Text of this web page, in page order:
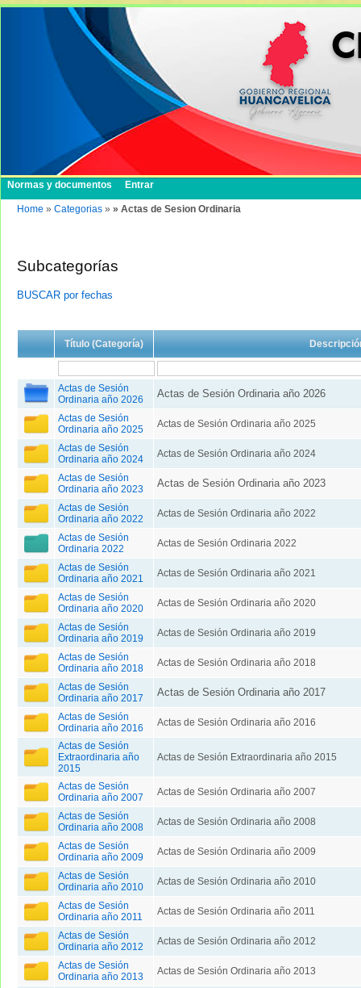
Normas y documentos Entrar
Home » Categorias » » Actas de Sesion Ordinaria
Subcategorías
BUSCAR por fechas
Título (Categoría)
Actas de Sesión
Ordinaria año 2026
Actas de Sesión Ordinaria año 2026
Actas de Sesión
Ordinaria año 2025
Actas de Sesión Ordinaria año 2025
Actas de Sesión
Ordinaria año 2024
Actas de Sesión Ordinaria año 2024
Actas de Sesión
Ordinaria año 2023
Actas de Sesión Ordinaria año 2023
Actas de Sesión
Ordinaria año 2022
Actas de Sesión Ordinaria año 2022
Actas de Sesión
Ordinaria 2022
Actas de Sesión Ordinaria 2022
Actas de Sesión
Ordinaria año 2021
Actas de Sesión Ordinaria año 2021
Actas de Sesión
Ordinaria año 2020
Actas de Sesión Ordinaria año 2020
Actas de Sesión
Ordinaria año 2019
Actas de Sesión Ordinaria año 2019
Actas de Sesión
Ordinaria año 2018
Actas de Sesión Ordinaria año 2018
Actas de Sesión
Ordinaria año 2017
Actas de Sesión Ordinaria año 2017
Actas de Sesión
Ordinaria año 2016
Actas de Sesión Ordinaria año 2016
Actas de Sesión
Extraordinaria año
2015
Actas de Sesión Extraordinaria año 2015
Actas de Sesión
Ordinaria año 2007
Actas de Sesión Ordinaria año 2007
Actas de Sesión
Ordinaria año 2008
Actas de Sesión Ordinaria año 2008
Actas de Sesión
Ordinaria año 2009
Actas de Sesión Ordinaria año 2009
Actas de Sesión
Ordinaria año 2010
Actas de Sesión Ordinaria año 2010
Actas de Sesión
Ordinaria año 2011
Actas de Sesión Ordinaria año 2011
Actas de Sesión
Ordinaria año 2012
Actas de Sesión Ordinaria año 2012
Actas de Sesión
Ordinaria año 2013
Actas de Sesión Ordinaria año 2013